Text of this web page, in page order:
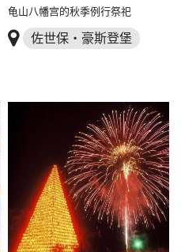
龟山八幡宫的秋季例行祭祀
佐世保・豪斯登堡